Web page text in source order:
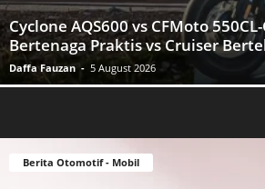
Cyclone AQS600 vs CFMoto
Bertenaga Praktis vs Cruiser
Daffa Fauzan - 5 August 2026
Berita Otomotif - Mobil